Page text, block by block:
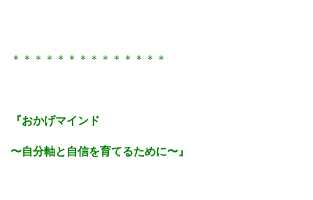
＊＊＊＊＊＊＊＊＊＊＊＊＊＊
『おかげマインド
〜自分軸と自信を育てるために〜』